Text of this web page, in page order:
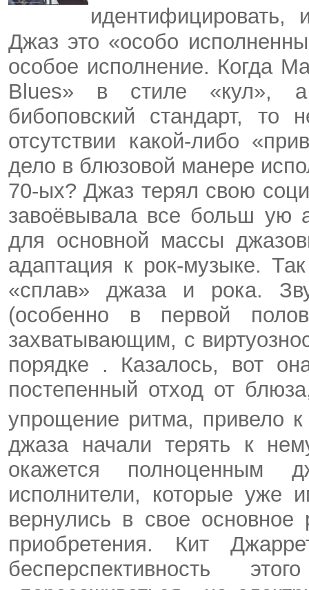
Джаз это «особо
особое исполнение. Когда
Blues» в стиле «кул», а
бибоповский стандарт, то
отсутствии какой-либо
дело в блюзовой манере
70-ых? Джаз терял свою
завоёвывала все больш ую
для основной массы
адаптация к рок-музыке.
«сплав» джаза и рока.
(особенно в первой
захватывающим, с
порядке . Казалось, вот
постепенный отход от
упрощение ритма, привело
джаза начали терять к
окажется
исполнители, которые уже
вернулись в свое основное
приобретения. Кит
бесперспективность